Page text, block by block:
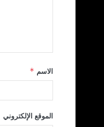
الاسم *
الموقع الإلكتروني